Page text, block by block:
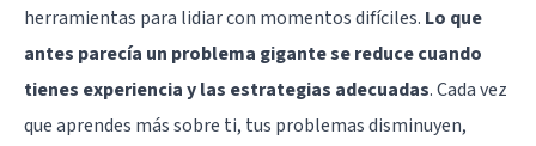
herramientas para lidiar con momentos difíciles. Lo que
antes parecía un problema gigante se reduce cuando
tienes experiencia y las estrategias adecuadas. Cada vez
que aprendes más sobre ti, tus problemas disminuyen,